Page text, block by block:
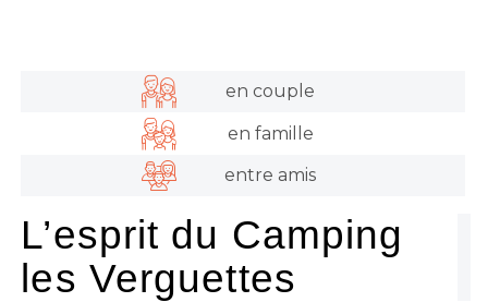
en couple
en famille
entre amis
L’esprit du Camping
les Verguettes